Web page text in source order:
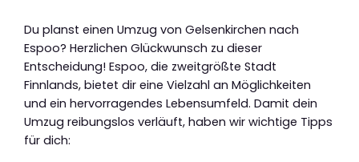
Du planst einen Umzug von Gelsenkirchen nach
Espoo? Herzlichen Glückwunsch zu dieser
Entscheidung! Espoo, die zweitgrößte Stadt
Finnlands, bietet dir eine Vielzahl an Möglichkeiten
und ein hervorragendes Lebensumfeld. Damit dein
Umzug reibungslos verläuft, haben wir wichtige Tipps
für dich: